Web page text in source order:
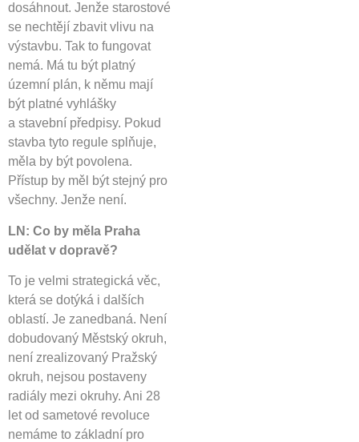
dosáhnout. Jenže starostové
se nechtějí zbavit vlivu na
výstavbu. Tak to fungovat
nemá. Má tu být platný
územní plán, k němu mají
být platné vyhlášky
a stavební předpisy. Pokud
stavba tyto regule splňuje,
měla by být povolena.
Přístup by měl být stejný pro
všechny. Jenže není.
LN: Co by měla Praha
udělat v dopravě?
To je velmi strategická věc,
která se dotýká i dalších
oblastí. Je zanedbaná. Není
dobudovaný Městský okruh,
není zrealizovaný Pražský
okruh, nejsou postaveny
radiály mezi okruhy. Ani 28
let od sametové revoluce
nemáme to základní pro